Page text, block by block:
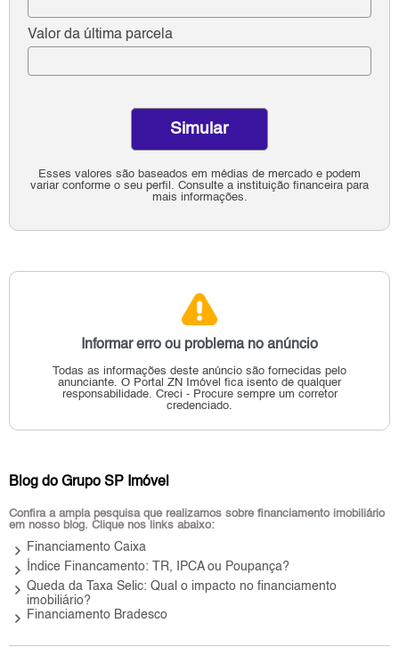
Valor da última parcela
Esses valores são baseados em médias de mercado e podem
variar conforme o seu perfil. Consulte a instituição financeira para
mais informações.
Simular
Informar erro ou problema no anúncio
Todas as informações deste anúncio são fornecidas pelo
anunciante. O Portal ZN Imóvel fica isento de qualquer
responsabilidade. Creci - Procure sempre um corretor
credenciado.
Blog do Grupo SP Imóvel
Confira a ampla pesquisa que realizamos sobre financiamento imobiliário
em nosso blog. Clique nos links abaixo:
keyboard_arrow_right Financiamento Caixa
keyboard_arrow_right Índice Financamento: TR, IPCA ou Poupança?
keyboard_arrow_right Queda da Taxa Selic: Qual o impacto no financiamento
imobiliário?
keyboard_arrow_right Financiamento Bradesco